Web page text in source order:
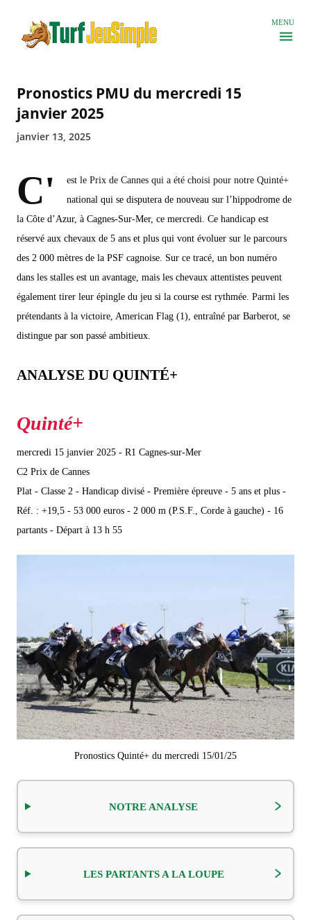
MENU
Pronostics PMU du mercredi 15
janvier 2025
janvier 13, 2025
C'
est le Prix de Cannes qui a été choisi pour notre Quinté+
national qui se disputera de nouveau sur l’hippodrome de
la Côte d’Azur, à Cagnes-Sur-Mer, ce mercredi. Ce handicap est
réservé aux chevaux de 5 ans et plus qui vont évoluer sur le parcours
des 2 000 mètres de la PSF cagnoise. Sur ce tracé, un bon numéro
dans les stalles est un avantage, mais les chevaux attentistes peuvent
également tirer leur épingle du jeu si la course est rythmée. Parmi les
prétendants à la victoire, American Flag (1), entraîné par Barberot, se
distingue par son passé ambitieux.
ANALYSE DU QUINTÉ+
mercredi 15 janvier 2025 - R1 Cagnes-sur-Mer
C2 Prix de Cannes
Plat - Classe 2 - Handicap divisé - Première épreuve - 5 ans et plus -
Réf. : +19,5 - 53 000 euros - 2 000 m (P.S.F., Corde à gauche) - 16
partants - Départ à 13 h 55
Pronostics Quinté+ du mercredi 15/01/25
NOTRE ANALYSE
LES PARTANTS A LA LOUPE